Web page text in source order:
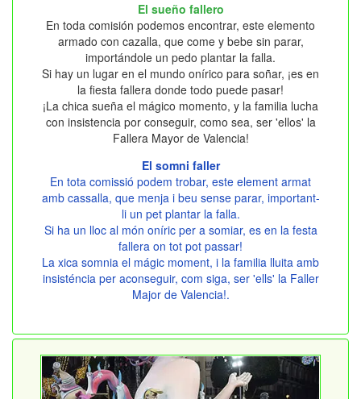
El sueño fallero
En toda comisión podemos encontrar, este elemento
armado con cazalla, que come y bebe sin parar,
importándole un pedo plantar la falla.
Si hay un lugar en el mundo onírico para soñar, ¡es en
la fiesta fallera donde todo puede pasar!
¡La chica sueña el mágico momento, y la familia lucha
con insistencia por conseguir, como sea, ser 'ellos' la
Fallera Mayor de Valencia!
El somni faller
En tota comissió podem trobar, este element armat
amb cassalla, que menja i beu sense parar, important-
li un pet plantar la falla.
Si ha un lloc al món oníric per a somiar, es en la festa
fallera on tot pot passar!
La xica somnia el mágic moment, i la familia lluita amb
insisténcia per aconseguir, com siga, ser 'ells' la Faller
Major de Valencia!.